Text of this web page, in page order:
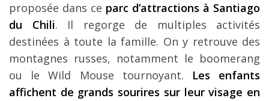
proposée dans ce parc d’attractions à Santiago
du Chili. Il regorge de multiples activités
destinées à toute la famille. On y retrouve des
montagnes russes, notamment le boomerang
ou le Wild Mouse tournoyant. Les enfants
affichent de grands sourires sur leur visage en